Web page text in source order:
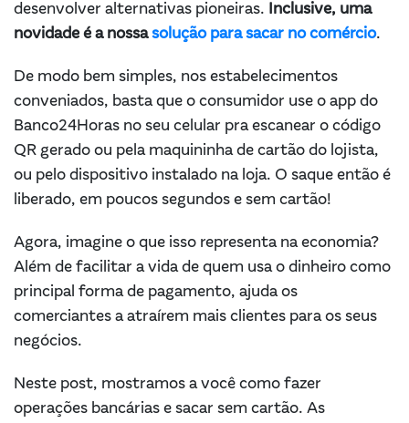
desenvolver alternativas pioneiras. Inclusive, uma
novidade é a nossasolução para sacar no comércio.
De modo bem simples, nos estabelecimentos
conveniados, basta que o consumidor use o app do
Banco24Horas no seu celular pra escanear o código
QR gerado ou pela maquininha de cartão do lojista,
ou pelo dispositivo instalado na loja. O saque então é
liberado, em poucos segundos e sem cartão!
Agora, imagine o que isso representa na economia?
Além de facilitar a vida de quem usa o dinheiro como
principal forma de pagamento, ajuda os
comerciantes a atraírem mais clientes para os seus
negócios.
Neste post, mostramos a você como fazer
operações bancárias e sacar sem cartão. As